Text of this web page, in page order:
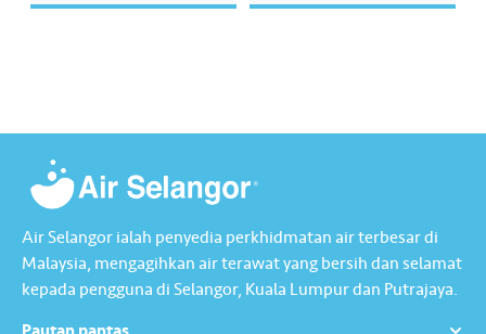
Air Selangor ialah penyedia perkhidmatan air terbesar di
Malaysia, mengagihkan air terawat yang bersih dan selamat
kepada pengguna di Selangor, Kuala Lumpur dan Putrajaya.